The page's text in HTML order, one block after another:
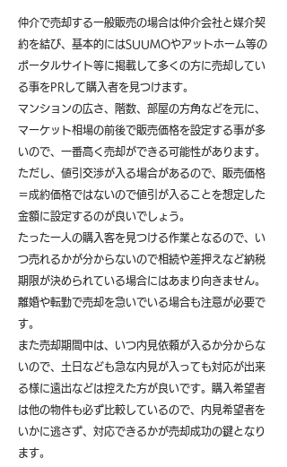
仲介で売却する一般販売の場合は仲介会社と媒介契
約を結び、基本的にはSUUMOやアットホーム等の
ポータルサイト等に掲載して多くの方に売却してい
る事をPRして購入者を見つけます。
マンションの広さ、階数、部屋の方角などを元に、
マーケット相場の前後で販売価格を設定する事が多
いので、一番高く売却ができる可能性があります。
ただし、値引交渉が入る場合があるので、販売価格
＝成約価格ではないので値引が入ることを想定した
金額に設定するのが良いでしょう。
たった一人の購入客を見つける作業となるので、い
つ売れるかが分からないので相続や差押えなど納税
期限が決められている場合にはあまり向きません。
離婚や転勤で売却を急いでいる場合も注意が必要で
す。
また売却期間中は、いつ内見依頼が入るか分からな
いので、土日なども急な内見が入っても対応が出来
る様に遠出などは控えた方が良いです。購入希望者
は他の物件も必ず比較しているので、内見希望者を
いかに逃さず、対応できるかが売却成功の鍵となり
ます。